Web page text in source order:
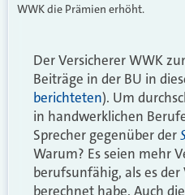
WWK die Prämien erhöht.
Der Versicherer WWK
Beiträge in der BU in
berichteten). Um
in handwerklichen
Sprecher gegenüber der
Warum? Es seien mehr
berufsunfähig, als es
berechnet habe. Auch